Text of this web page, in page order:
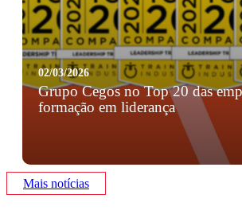
02/03/2026
Grupo Cegos no Top 20 das
formação em liderança
A Training Industry acaba de revelar o
das organizações reconhecidas como os
prestadores de formação em liderança. É
Mais notícias